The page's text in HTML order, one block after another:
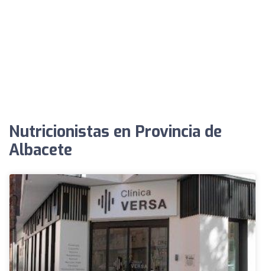
Nutricionistas en Provincia de
Albacete